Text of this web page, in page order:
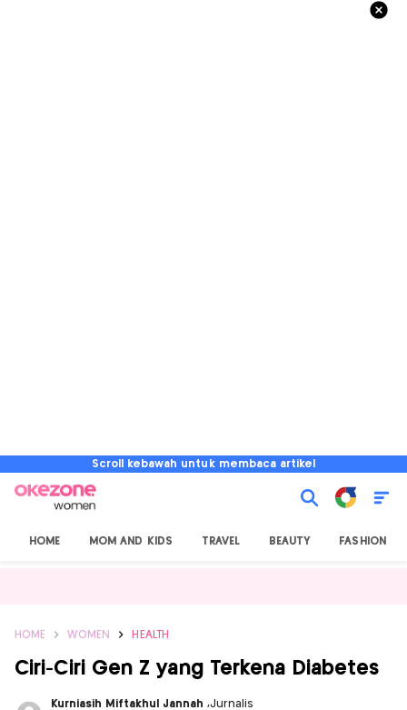
Scroll kebawah untuk membaca artikel
HOME MOM AND KIDS TRAVEL BEAUTY FASHION
HOME WOMEN HEALTH
Ciri-Ciri Gen Z yang Terkena Diabetes
Kurniasih Miftakhul Jannah,Jurnalis